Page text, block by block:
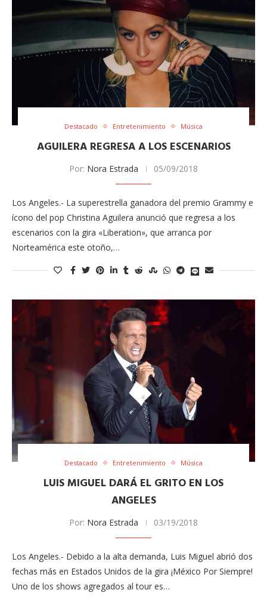
Destacado Entretenimiento Música
AGUILERA REGRESA A LOS ESCENARIOS
Por: Nora Estrada 05/09/2018
Los Angeles.- La superestrella ganadora del premio Grammy e
ícono del pop Christina Aguilera anunció que regresa a los
escenarios con la gira «Liberation», que arranca por
Norteamérica este otoño,…
Destacado Entretenimiento Música
LUIS MIGUEL DARÁ EL GRITO EN LOS
ANGELES
Por: Nora Estrada 03/19/2018
Los Angeles.- Debido a la alta demanda, Luis Miguel abrió dos
fechas más en Estados Unidos de la gira ¡México Por Siempre!
Uno de los shows agregados al tour es…